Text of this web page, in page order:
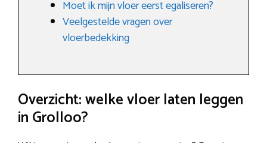
Moet ik mijn vloer eerst egaliseren?
Veelgestelde vragen over
vloerbedekking
Overzicht: welke vloer laten leggen
in Grolloo?